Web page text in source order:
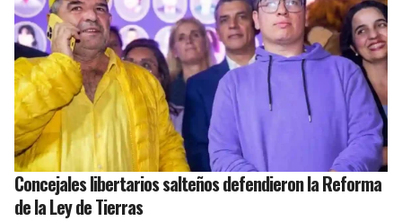
Concejales libertarios salteños defendieron la Reforma
de la Ley de Tierras